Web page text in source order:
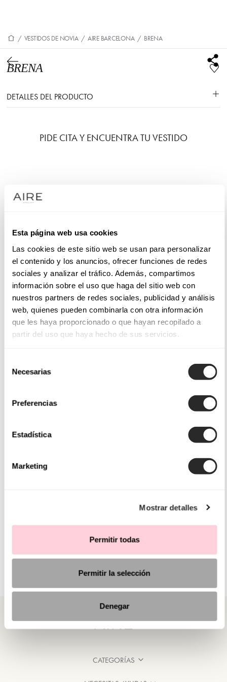
Esta página web usa cookies
Las cookies de este sitio web se usan para personalizar
el contenido y los anuncios, ofrecer funciones de redes
sociales y analizar el tráfico. Además, compartimos
información sobre el uso que haga del sitio web con
nuestros partners de redes sociales, publicidad y análisis
web, quienes pueden combinarla con otra información
que les haya proporcionado o que hayan recopilado a
partir del uso que haya hecho de sus servicios.
Necesarias
Preferencias
Estadística
Marketing
Mostrar detalles
Permitir todas
Permitir la selección
Denegar
/ VESTIDOS DE NOVIA / AIRE BARCELONA / BRENA
BRENA
DETALLES DEL PRODUCTO
PIDE CITA Y ENCUENTRA TU VESTIDO
CATEGORÍAS